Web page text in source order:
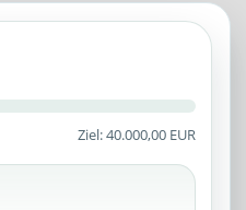
Ziel: 40.000,00 EUR